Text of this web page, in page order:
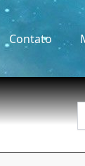
Contato